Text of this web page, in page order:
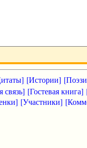
[Истории]
связь] [Гостевая книга]
[Участники]